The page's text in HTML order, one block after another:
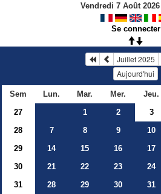
Vendredi 7 Août 2026
Se connecter
Juillet 2025
Aujourd'hui
Sem Lun. Mar. Mer. Jeu.
27
1 2 3
28
7 8 9 10
29
14 15 16 17
30
21 22 23 24
31
28 29 30 31